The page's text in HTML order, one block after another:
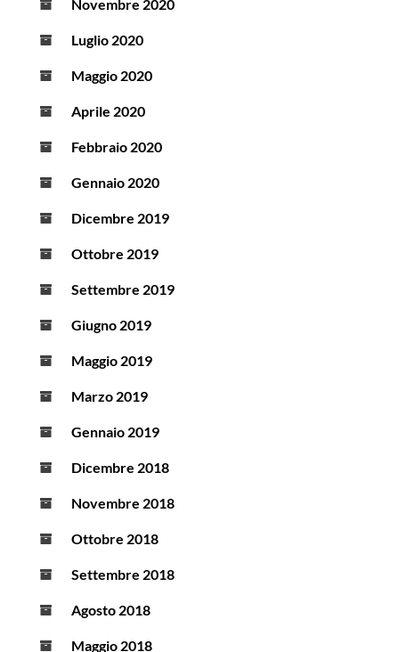
Novembre 2020
Luglio 2020
Maggio 2020
Aprile 2020
Febbraio 2020
Gennaio 2020
Dicembre 2019
Ottobre 2019
Settembre 2019
Giugno 2019
Maggio 2019
Marzo 2019
Gennaio 2019
Dicembre 2018
Novembre 2018
Ottobre 2018
Settembre 2018
Agosto 2018
Maggio 2018